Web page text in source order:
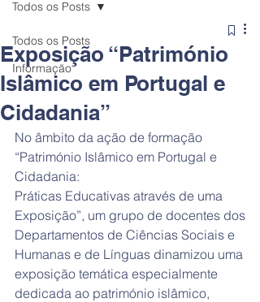
Todos os Posts
Informação
Todos os Posts
Exposição “Património
Islâmico em Portugal e
Cidadania”
No âmbito da ação de formação
“Património Islâmico em Portugal e
Cidadania:
Práticas Educativas através de uma
Exposição”, um grupo de docentes dos
Departamentos de Ciências Sociais e
Humanas e de Línguas dinamizou uma
exposição temática especialmente
dedicada ao património islâmico,